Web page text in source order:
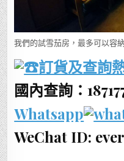
我們的試雪茄房，最多可以容
訂貨及查詢
國內查詢：
Whatsapp
WeChat ID: